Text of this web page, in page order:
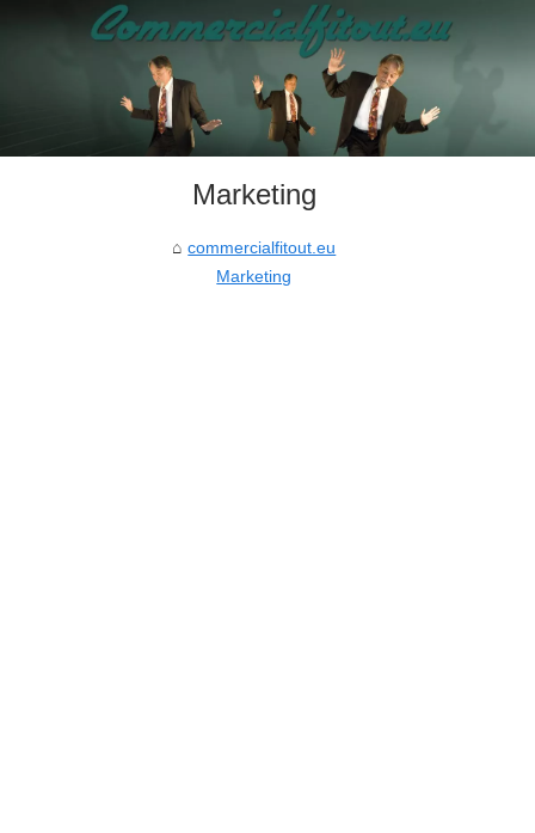
Marketing
commercialfitout.eu
Marketing